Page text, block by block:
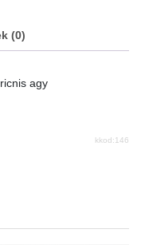
(0)
agy
kkod:146